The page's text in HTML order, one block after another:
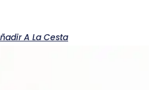
A La Cesta